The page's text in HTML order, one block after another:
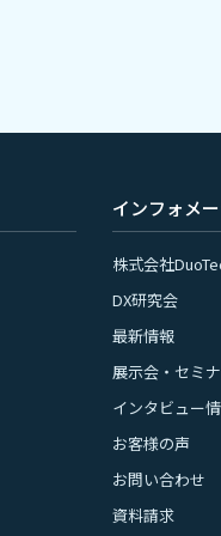
インフォメ
株式会社
DX研究会
最新情報
展示会・セミ
インタビュー
お客様の声
お問い合わせ
資料請求